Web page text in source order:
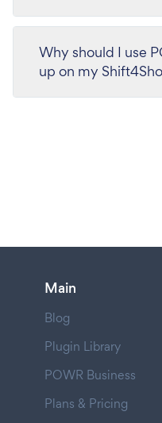
Why should I use
up on my
Main
Blog
Plugin Library
POWR Business
Plans & Pricing